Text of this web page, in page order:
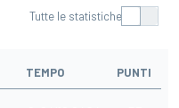
Tutte le statistiche
TEMPO PUNTI